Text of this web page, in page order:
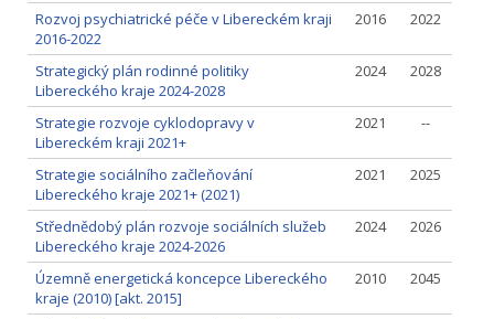
Rozvoj psychiatrické péče v Libereckém kraji
2016-2022
2016 2022
Strategický plán rodinné politiky
Libereckého kraje 2024-2028
2024 2028
Strategie rozvoje cyklodopravy v
Libereckém kraji 2021+
2021 --
Strategie sociálního začleňování
Libereckého kraje 2021+ (2021)
2021 2025
Střednědobý plán rozvoje sociálních služeb
Libereckého kraje 2024-2026
2024 2026
Územně energetická koncepce Libereckého
kraje (2010) [akt. 2015]
2010 2045